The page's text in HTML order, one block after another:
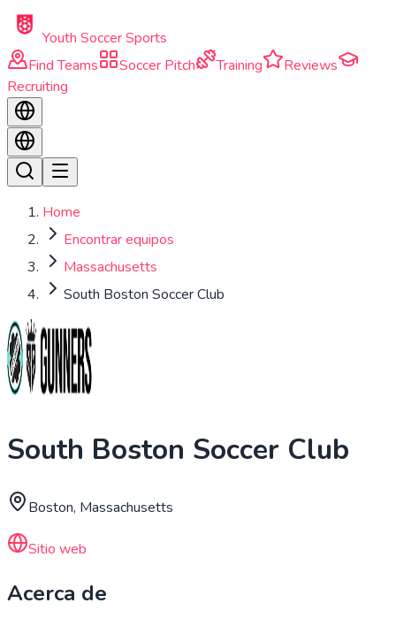
Skip to main content
Youth Soccer Sports
Find Teams
Soccer Pitch Training
Reviews
Recruiting
Home
Encontrar equipos
Massachusetts
South Boston Soccer Club
South Boston Soccer Club
Boston, Massachusetts
Sitio web
Acerca de